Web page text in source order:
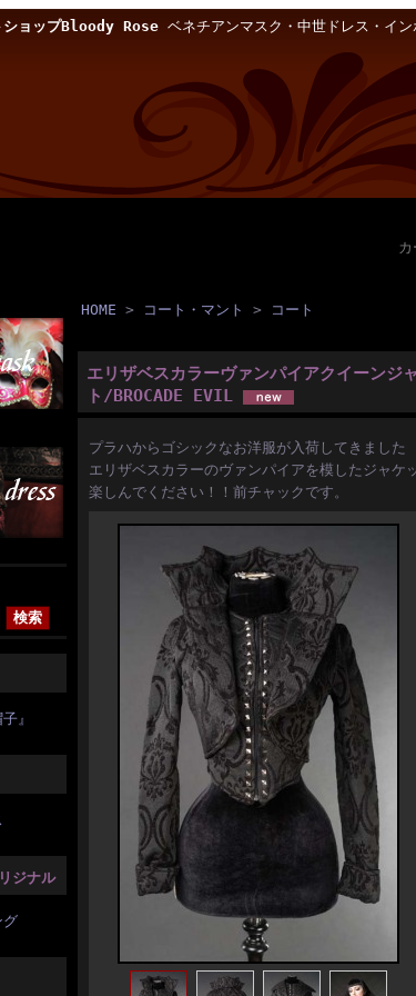
ショップBloody Roseベネチアンマスク・中世ドレス・イン
』
ジナル
グ
HOME > コート・マント > コート
エリザベスカラーヴァンパイアクイーンジ
ト/BROCADE EVIL
プラハからゴシックなお洋服が入荷してきました
エリザベスカラーのヴァンパイアを模したジャ
楽しんでください！！前チャックです。